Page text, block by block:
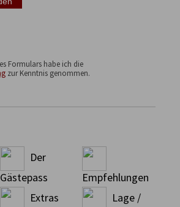
Formulars habe ich die
zur Kenntnis genommen.
Der
Gästepass
Extras
Empfehlungen
Lage /